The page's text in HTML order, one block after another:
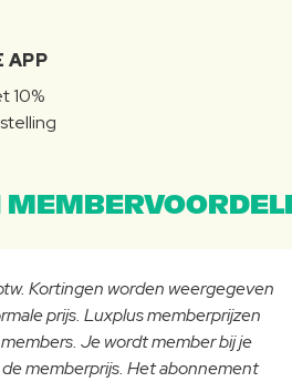
APP
10%
Kortingen worden weergegeven
prijs. Luxplus memberprijzen
Je wordt member bij je
memberprijs. Het abonnement